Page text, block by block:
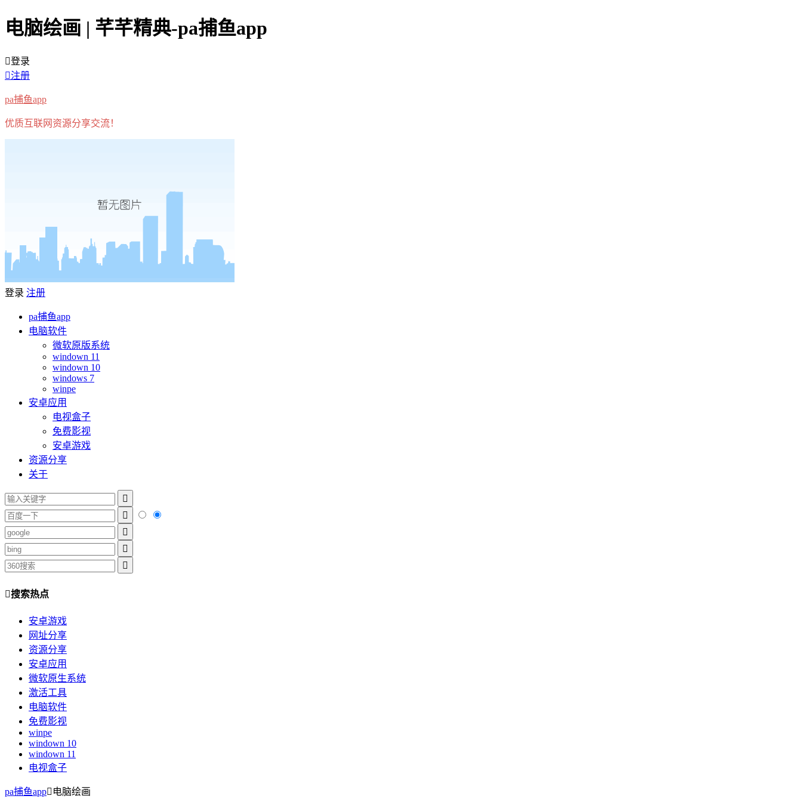
电脑绘画 | 芊芊精典-pa捕鱼app
登录
注册
pa捕鱼app
优质互联网资源分享交流！
登录 注册
pa捕鱼app
电脑软件
微软原版系统
windown 11
windown 10
windows 7
winpe
安卓应用
电视盒子
免费影视
安卓游戏
资源分享
关于
搜索热点
安卓游戏
网址分享
资源分享
安卓应用
微软原生系统
激活工具
电脑软件
免费影视
winpe
windown 10
windown 11
电视盒子
pa捕鱼app 电脑绘画